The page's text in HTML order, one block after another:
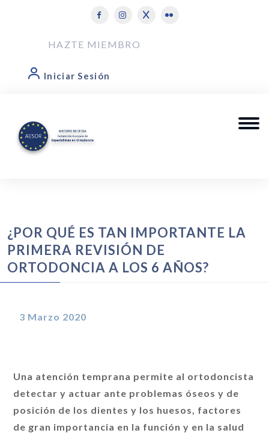
HAZTE MIEMBRO
Iniciar Sesión
¿POR QUÉ ES TAN IMPORTANTE LA
PRIMERA REVISIÓN DE
ORTODONCIA A LOS 6 AÑOS?
3 Marzo 2020
Una atención temprana permite al ortodoncista
detectar y actuar ante problemas óseos y de
posición de los dientes y los huesos, factores
de gran importancia en la función y en la salud